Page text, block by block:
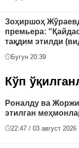
Зоҳиршоҳ
премьера:
тақдим этилди
Бугун 20:39
Кўп
Роналду ва
этилган
22:47 / 03 август 2026